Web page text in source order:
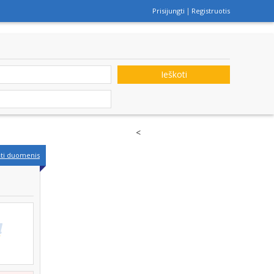
Prisijungti Registruotis
Ieškoti
duomenis
<